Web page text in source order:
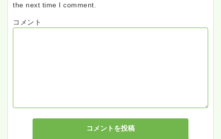
the next time I comment.
コメント